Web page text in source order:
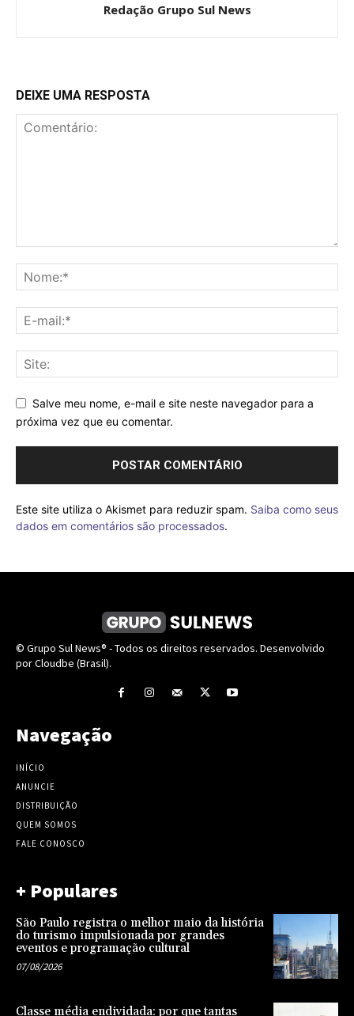
Redação Grupo Sul News
DEIXE UMA RESPOSTA
Salve meu nome, e-mail e site neste navegador para a
próxima vez que eu comentar.
Este site utiliza o Akismet para reduzir spam. Saiba como seus
dados em comentários são processados.
© Grupo Sul News® - Todos os direitos reservados. Desenvolvido
por Cloudbe (Brasil).
Navegação
INÍCIO
ANUNCIE
DISTRIBUIÇÃO
QUEM SOMOS
FALE CONOSCO
+ Populares
São Paulo registra o melhor maio da história
do turismo impulsionada por grandes
eventos e programação cultural
07/08/2026
Classe média endividada: por que tantas